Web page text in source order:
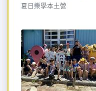
夏日樂學本土營